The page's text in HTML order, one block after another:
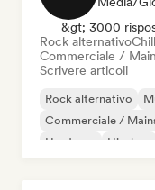
&gt; 3000
Rock alternativo
Commerciale /
Scrivere articoli
Rock alternativo
Commerciale /
Hardcore
Hip-hop